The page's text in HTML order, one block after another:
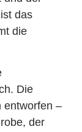
das
die
Die
entworfen –
der